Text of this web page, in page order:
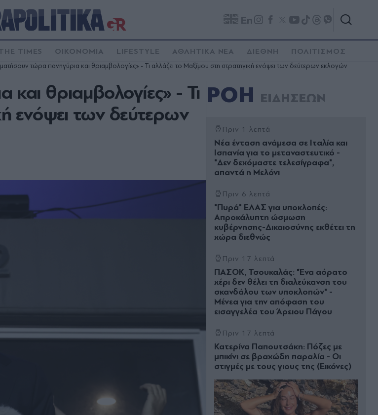
En
TIMES ΟΙΚΟΝΟΜΙΑ LIFESTYLE ΑΘΛΗΤΙΚΑ ΝΕΑ ΔΙΕΘΝΗ ΠΟΛΙΤΙΣΜΟΣ
τώρα πανηγύρια και θριαμβολογίες» - Τι αλλάζει το Μαξίμου στη στρατηγική ενόψει των δεύτερων εκλογών
θριαμβολογίες» - Τι
ενόψει των δεύτερων
ΡΟΗ ΕΙΔΗΣΕΩΝ
Πριν 1 λεπτά
Νέα ένταση ανάμεσα σε Ιταλία και
Ισπανία για το μεταναστευτικό -
"Δεν δεχόμαστε τελεσίγραφα",
απαντά η Μελόνι
Πριν 6 λεπτά
"Πυρά" ΕΛΑΣ για υποκλοπές:
Απροκάλυπτη ώσμωση
κυβέρνησης-Δικαιοσύνης εκθέτει τη
χώρα διεθνώς
Πριν 17 λεπτά
ΠΑΣΟΚ, Τσουκαλάς: "Ένα αόρατο
χέρι δεν θέλει τη διαλεύκανση του
σκανδάλου των υποκλοπών" -
Μένεα για την απόφαση του
εισαγγελέα του Άρειου Πάγου
Πριν 17 λεπτά
Κατερίνα Παπουτσάκη: Πόζες με
μπικίνι σε βραχώδη παραλία - Οι
στιγμές με τους γιους της (Εικόνες)